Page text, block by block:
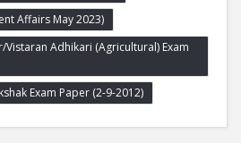
Affairs May 2023)
Vistaran Adhikari (Agricultural) Exam
Exam Paper (2-9-2012)